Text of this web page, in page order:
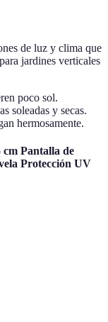
de luz y clima que
jardines verticales
poco sol.
soleadas y secas.
hermosamente.
Pantalla de
Protección UV